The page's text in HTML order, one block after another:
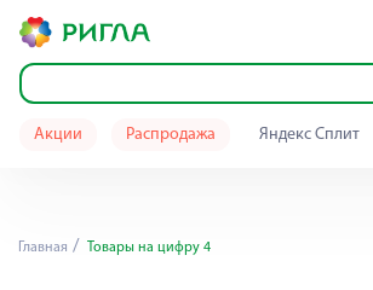
Акции Распродажа Яндекс Сплит
Главная Товары на цифру 4